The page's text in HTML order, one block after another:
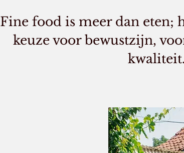
Fine food is meer dan eten;
keuze voor bewustzijn,